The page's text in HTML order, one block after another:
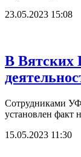
23.05.2023 15:08
В Вятских
Сотрудниками
установлен факт
15.05.2023 11:30